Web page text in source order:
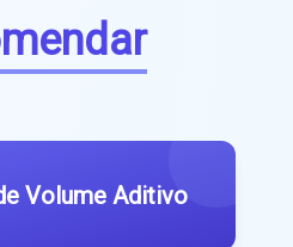
Volume Aditivo